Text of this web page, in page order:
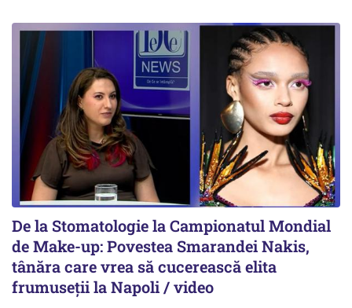
De la Stomatologie la Campionatul Mondial
de Make-up: Povestea Smarandei Nakis,
tânăra care vrea să cucerească elita
frumuseții la Napoli / video